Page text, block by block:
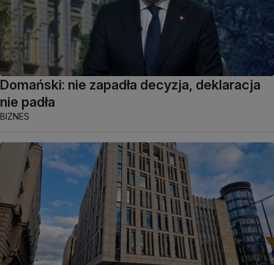
Domański: nie zapadła decyzja, deklaracja
nie padła
BIZNES